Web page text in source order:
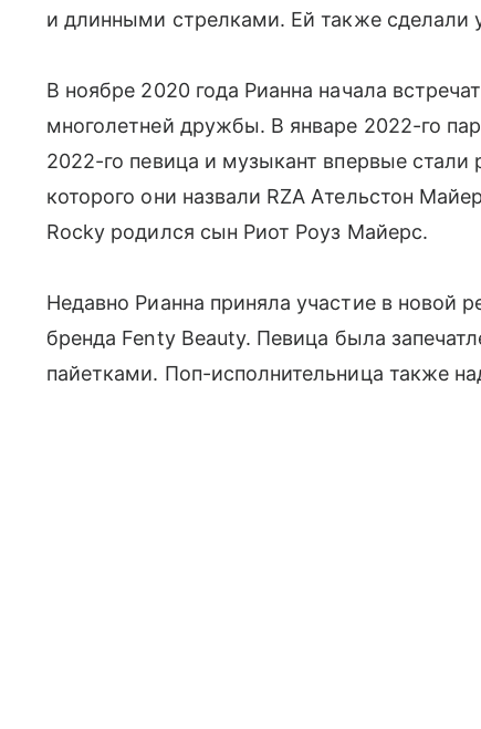
и длинными стрелками. Ей также сделали
В ноябре 2020 года Рианна начала
многолетней дружбы. В январе 2022-го
2022-го певица и музыкант впервые стали
которого они назвали RZA Ательстон
Rocky родился сын Риот Роуз Майерс.
Недавно Рианна приняла участие в новой
бренда Fenty Beauty. Певица была
пайетками. Поп-исполнительница также